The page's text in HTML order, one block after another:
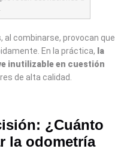
al combinarse, provocan que
En la práctica, la
inutilizable en cuestión
de alta calidad.
¿Cuánto
la odometría